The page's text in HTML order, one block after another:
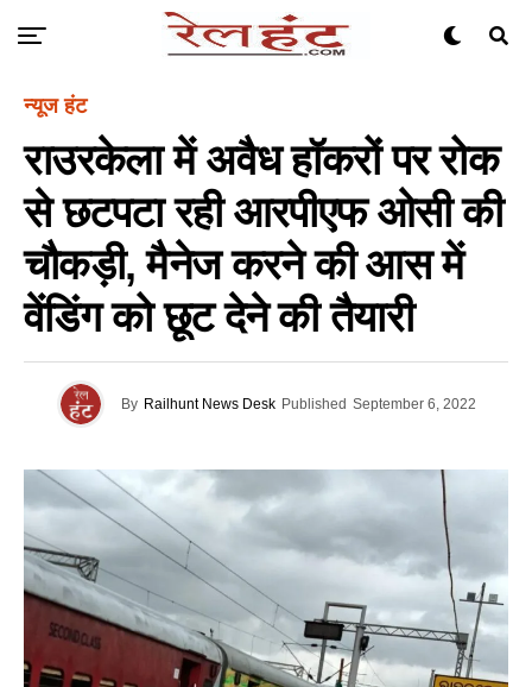
न्यूज हंट
राउरकेला में अवैध हॉकरों पर रोक
से छटपटा रही आरपीएफ ओसी की
चौकड़ी, मैनेज करने की आस में
वेंडिंग को छूट देने की तैयारी
By Railhunt News Desk Published September 6, 2022